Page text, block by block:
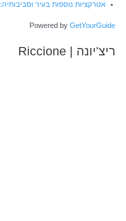
אטרקציות נוספות בעיר וסביבותיה:
Powered by GetYourGuide
ריצ'יונה | Riccione